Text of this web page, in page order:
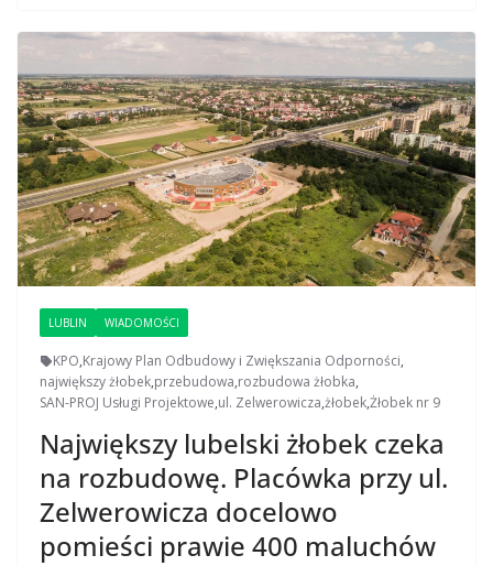
LUBLIN WIADOMOŚCI
KPO,Krajowy Plan Odbudowy i Zwiększania Odporności,
największy żłobek,przebudowa,rozbudowa żłobka,
SAN-PROJ Usługi Projektowe,ul. Zelwerowicza,żłobek,Żłobek nr 9
Największy lubelski żłobek czeka
na rozbudowę. Placówka przy ul.
Zelwerowicza docelowo
pomieści prawie 400 maluchów